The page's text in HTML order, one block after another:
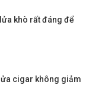
khò rất đáng để
cigar không giảm